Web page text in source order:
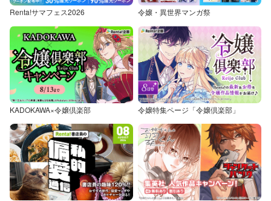
Renta!サマフェス2026 令嬢・異世界マンガ祭
KADOKAWA×令嬢倶楽部 令嬢特集ページ「令嬢倶楽部」